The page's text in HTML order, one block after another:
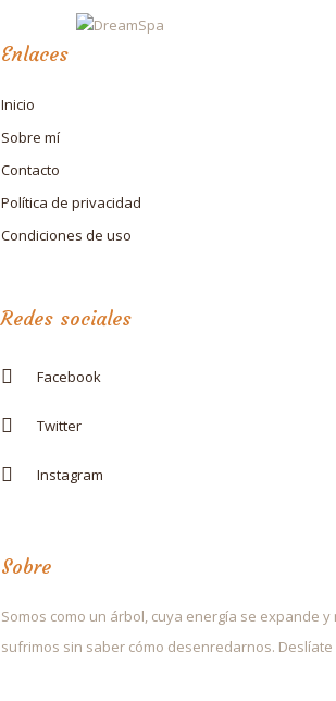
Enlaces
Inicio
Sobre mí
Contacto
Política de privacidad
Condiciones de uso
Redes sociales
Facebook
Twitter
Instagram
Sobre
Somos como un árbol, cuya energía se expande
sufrimos sin saber cómo desenredarnos. Deslíate